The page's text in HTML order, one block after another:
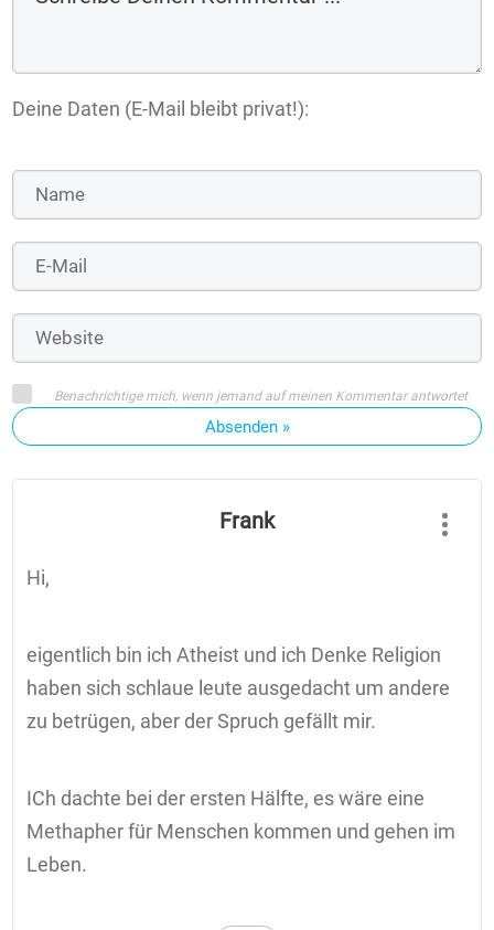
Deine Daten (E-Mail bleibt privat!):
Benachrichtige mich, wenn jemand auf meinen Kommentar antwortet
Absenden »
Frank
Hi,
eigentlich bin ich Atheist und ich Denke Religion
haben sich schlaue leute ausgedacht um andere
zu betrügen, aber der Spruch gefällt mir.
ICh dachte bei der ersten Hälfte, es wäre eine
Methapher für Menschen kommen und gehen im
Leben.